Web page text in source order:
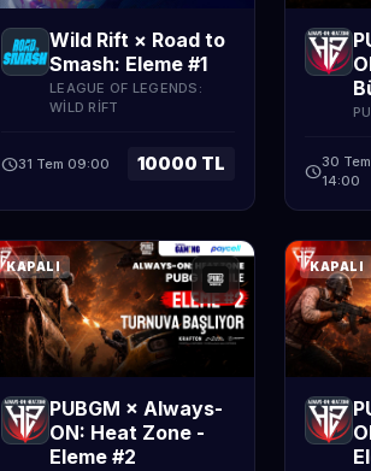
Wild Rift × Road to
Smash: Eleme #1
LEAGUE OF LEGENDS:
WILD RIFT
schedule31 Tem 09:00 10000 TL schedule30 Tem
14:00
KAPALI
PUBGM × Always-
ON: Heat Zone -
Eleme #2
KAPALI